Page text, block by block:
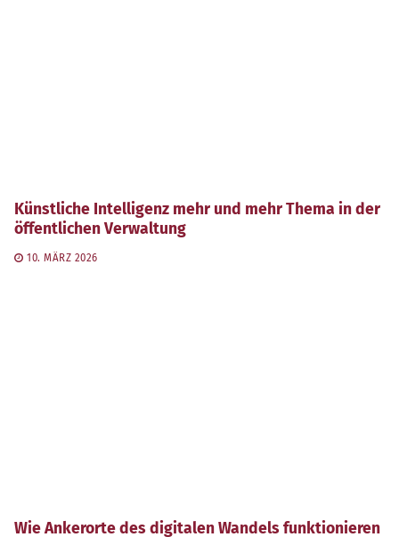
Künstliche Intelligenz mehr und mehr Thema in der
öffentlichen Verwaltung
10. MÄRZ 2026
Wie Ankerorte des digitalen Wandels funktionieren